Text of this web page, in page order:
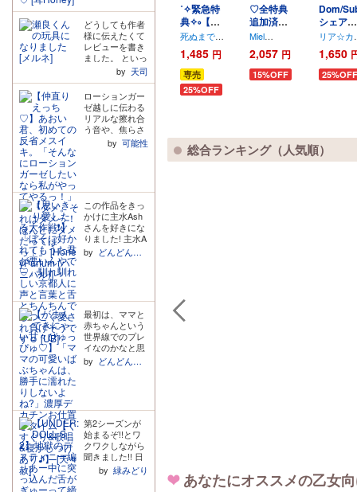
˚✧緊急特
典✧༚【ど
ーせもう
俺に落ち
てるっし
ょ?】小生
意気なバ
先の後輩
られてい
ます。
死ぬまで一
生愛されて
ると思って
た/恋津田
蓮也
1,485 円
専売
25%OFF
♡全特典
追加済み
♡【「か
わいい」
連呼のあ
まあま言
葉責め
たら。～
甘すぎる
って！響
Miel
Douce/ 凛
星凛
2,057 円
15%OFF
Dom/
シェアハ
ウスへよ
うこそ
支配と溺
愛の調教
プレイ～
リア☆カ
レ / 主水
Ash六条
1,650
25%OFF
総合ランキング（人気順）
あなたにオススメの乙女
類ではなさそう
で、レビューの
皆さんの意見も
参考になりまし
たし購入を決意
しました。この
シリーズは「運
キーワードにな
りますよね。そ
のわずかな希望
を胸に抱き続け
てアプリを始め
ことは中々話せ
ない玄くん。切
ないおわりなの
かなーとヒヤヒ
ヤしましたが超
ハッピーエンド
でめちゃくちゃ
ンと締め付けら
れるような展開
や甘々に愛され
る展開がお好き
な方はぜひ!!!
どうしても作者
様に伝えたくて
レビューを書き
ました。 といっ
ても一言です
が。 このマンガ
が好きです!エロ
いのにかわいい
しかっこいいし
で好きが積み重
なってタワーに
なるくらいで
ませていただき
ました。 ホント
に大好きです。
生み出してくれ
てありがとうご
ざいました。語
彙力ないのは気
by 天司
ローションガー
ゼ越しに伝わる
リアルな擦れ合
う音や、焦らさ
れてだんだんと
甘く乱れていく
裕のない吐息や
耳元で蕩けるよ
うな甘い声の破
壊力が凄まじく
て、聴いている
こちらも頭がど
だ聴いてない方
は是非きいてく
ださい!!
by 可能性
この作品をきっ
かけに主水Ash
さんを好きにな
りました! 主水A
shさんのお声が
めちゃくちゃ関
んのキャラクタ
ーもすごく好き
です! 一見危な
そうな雰囲気が
ありますが、本
当に好きになっ
にしている感じ
がすごく良かっ
たです!
by どんどんあるくよ
最初は、ママと
赤ちゃんという
世界線でのプレ
イなのかなと思
っていたのです
が、実は、彼氏
ママのように演
じたり、本当の
赤ちゃんのよう
に演じているこ
とにすごくびっ
くりしました!オ
by どんどんあるくよ
第2シーズンが
始まるぞ!!とワ
クワクしながら
聞きました!! 日
常パートでは、
UNDER:DOLL
by 緑みどり